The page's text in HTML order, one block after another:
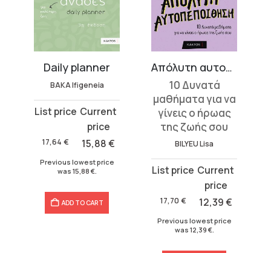
Daily planner
BAKA Ifigeneia
17,64€
Original
15,88€
Current
Previous lowest price
15,88 €.
ADD TO CART
Απόλυτη αυτοπεποίθηση
10 Δυνατά
μαθήματα για να
γίνεις ο ήρωας
της ζωής σου
BILYEU Lisa
17,70€
Original
12,39€
Current
Previous lowest price
12,39 €.